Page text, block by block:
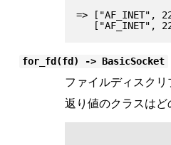
=> ["AF_INET",
for_fd(fd) -> BasicSocket
ファイルディスク
返り値のクラスは